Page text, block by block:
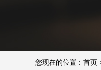
您现在的位置： 首页